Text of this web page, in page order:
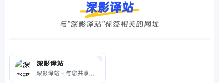
深影译站
与"深影译站"标签相关的网址
深影译站
深影译站 – 与您共享全球影视经典